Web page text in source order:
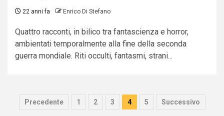
22 anni fa Enrico Di Stefano
Quattro racconti, in bilico tra fantascienza e horror,
ambientati temporalmente alla fine della seconda
guerra mondiale. Riti occulti, fantasmi, strani...
Paginazione
Precedente 1 2 3 4 5 Successivo